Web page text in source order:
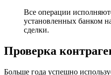
Все операции
установленных банком
сделки.
Проверка
Больше года успешно